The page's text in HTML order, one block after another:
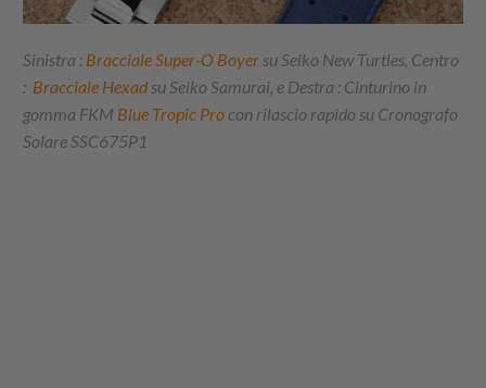
Sinistra : Bracciale Super-O Boyer su Seiko New Turtles, Centro
: Bracciale Hexad su Seiko Samurai, e Destra : Cinturino in
gomma FKM Blue Tropic Pro con rilascio rapido su Cronografo
Solare SSC675P1